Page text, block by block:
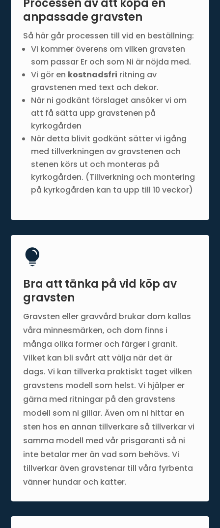
Processen av att köpa en
anpassade gravsten
Så här går processen till vid en beställning:
Vi kommer överens om vilken gravsten
som passar Er och som Ni är nöjda med.
Vi gör en kostnadsfri ritning av
gravstenen med text och dekor.
När ni godkänt förslaget ansöker vi om
att få sätta upp gravstenen på
kyrkogården
När detta blivit godkänt sätter vi igång
med tillverkningen av gravstenen och
stenen körs ut och monteras på
kyrkogården. (Tillverkning och montering
på kyrkogården kan ta upp till 10 veckor)

Bra att tänka på vid köp av
gravsten
Gravsten eller gravvård brukar dom kallas
våra minnesmärken, och dom finns i
många olika former och färger i granit.
Vilket kan bli svårt att välja när det är
dags. Vi kan tillverka praktiskt taget vilken
gravstens modell som helst. Vi hjälper er
gärna med ritningar på den gravstens
modell som ni gillar. Även om ni hittar en
sten hos en annan tillverkare så tillverkar vi
samma modell med vår prisgaranti så ni
inte betalar mer än vad som behövs. Vi
tillverkar även gravstenar till våra fyrbenta
vänner hundar och katter.